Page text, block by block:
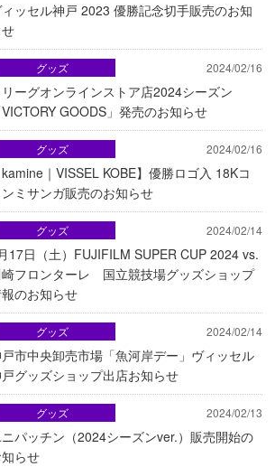
ッセル神戸 2023 優勝記念切手販売のお知
2024/02/16
リーグオンラインストア店2024シーズン
VICTORY GOODS」発売のお知らせ
グッズ
2024/02/16
kamine｜VISSEL KOBE】優勝ロゴ入 18Kコ
ミサンガ販売のお知らせ
グッズ
2024/02/14
17日（土）FUJIFILM SUPER CUP 2024 vs.
崎フロンターレ 国立競技場グッズショップ
のお知らせ
グッズ
2024/02/14
市中央卸売市場「魚河岸デー」ヴィッセル
グッズショップ出店お知らせ
グッズ
2024/02/13
パッチン（2024シーズンver.）販売開始の
らせ
グッズ